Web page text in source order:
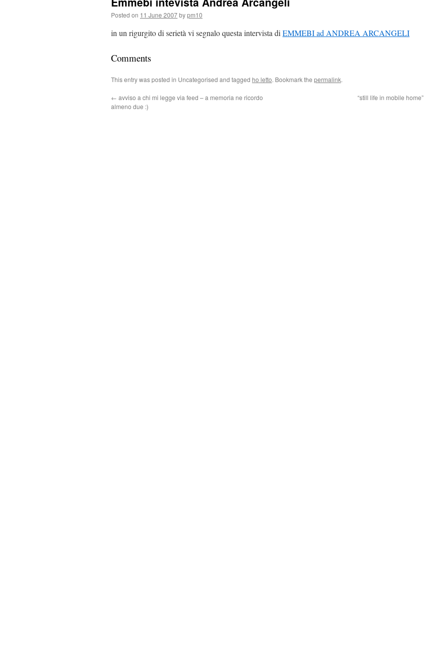
Posted on 11 June 2007bypm10
in un rigurgito di serietà vi segnalo questa intervista di EMMEBI ad ANDREA ARCANGELI
Comments
This entry was posted in Uncategorised and tagged ho letto. Bookmark the permalink.
← avviso a chi mi legge via feed – a memoria ne ricordo
almeno due :)
“still life in mobile home”